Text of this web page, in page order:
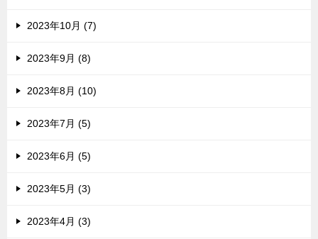
2023年10月 (7)
2023年9月 (8)
2023年8月 (10)
2023年7月 (5)
2023年6月 (5)
2023年5月 (3)
2023年4月 (3)